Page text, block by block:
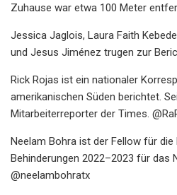
Zuhause war etwa 100 Meter
Jessica Jaglois, Laura Faith
und Jesus Jiménez trugen zur
Rick Rojas ist ein nationaler
amerikanischen Süden berichtet.
Mitarbeiterreporter der Times.
Neelam Bohra ist der Fellow für
Behinderungen 2022–2023 für das
@neelambohratx